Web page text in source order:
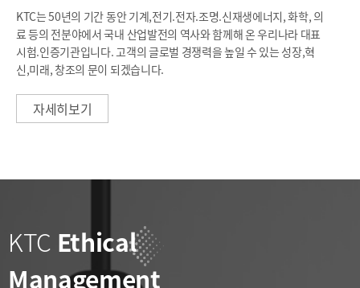
KTC는 50년의 기간 동안 기계,전기.전자.조명.신재생에너지, 화학, 의
료 등의 전분야에서 국내 산업발전의 역사와 함께해 온 우리나라 대표
시험.인증기관입니다. 고객의 글로벌 경쟁력을 높일 수 있는 성장,혁
신,미래, 창조의 문이 되겠습니다.
자세히보기
KTC Ethical
Management